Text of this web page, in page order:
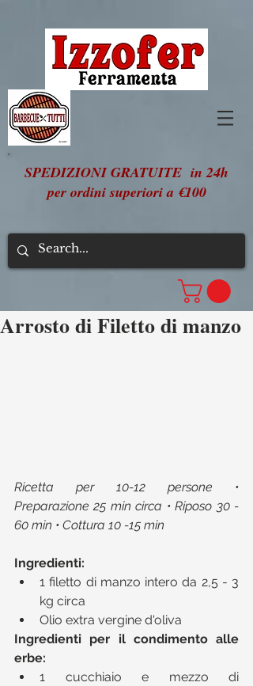
SPEDIZIONI GRATUITE in 24h
per ordini superiori a €100
Arrosto di Filetto di manzo
Ricetta per 10-12 persone •
Preparazione 25 min circa • Riposo 30 -
60 min • Cottura 10 -15 min
Ingredienti:
1 filetto di manzo intero da 2,5 - 3
kg circa
Olio extra vergine d'oliva
Ingredienti per il condimento alle
erbe:
1 cucchiaio e mezzo di